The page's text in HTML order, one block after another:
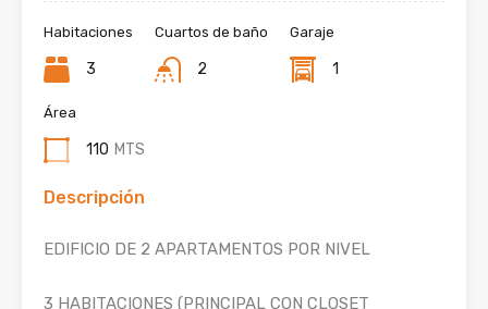
Habitaciones
3
Cuartos de baño
2
Garaje
1
Área
110 MTS
Descripción
EDIFICIO DE 2 APARTAMENTOS POR NIVEL
3 HABITACIONES (PRINCIPAL CON CLOSET